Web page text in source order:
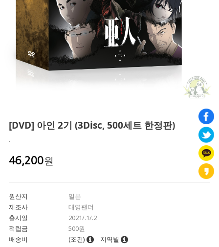
[DVD] 아인 2기 (3Disc, 500세트 한정판)
.
46,200원
원산지
일본
제조사
대영팬더
출시일
2021/.1/.2
적립금
500원
배송비
(조건) 지역별